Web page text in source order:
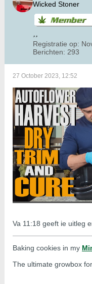
Wicked Stoner
Registratie op:
Berichten: 293
27 October 2023, 12:52
Va 11:18 geeft ie uitleg
Baking cookies in my
The ultimate growbox